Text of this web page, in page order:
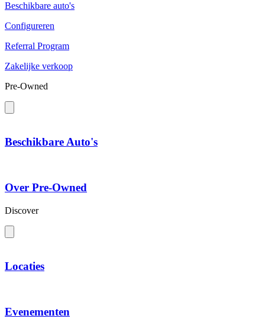
Beschikbare auto's
Configureren
Referral Program
Zakelijke verkoop
Pre-Owned
Beschikbare Auto's
Over Pre-Owned
Discover
Locaties
Evenementen